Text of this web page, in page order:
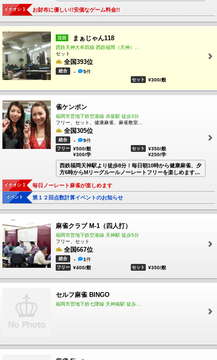
《店舗からのお知らせ》
当店は2024年5月8日に下記住所に移転しました。詳細地図
は画像をご覧ください。
〒810-0041
イチオシ 1 お財布に優しい!!安価なゲーム料金!!
注目 まぁじゃん118
セット
全国393位
総合 - 5件
セット ¥300/般
雀ケンポン
福岡市営地下鉄空港線 赤坂駅 徒歩3分
全国305位
総合 - 9件
フリー
¥500/般
¥300/学
セット
¥350/般
¥250/学
西鉄福岡天神駅より徒歩8分！毎日朝10時から健康麻雀、夕
方6時からMリーグルールノーレートフリーを楽しめます！
館内完全禁煙、プロも多数在籍してます！
福岡でノーレートを楽しむなら雀ケンポンへ！！
イチオシ 1 毎日ノーレート麻雀が楽しめます
イベント 第１２回点数計算イベントのお知らせ
麻雀クラブ M-1（四人打）
福岡市営地下鉄空港線 天神駅 徒歩5分
フリー、セット
全国667位
総合 - 1件
フリー ¥400/般 セット ¥350/般
セルフ麻雀 BINGO